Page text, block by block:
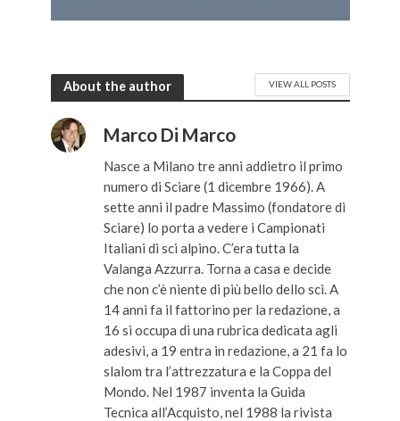
About the author VIEW ALL POSTS
Marco Di Marco
Nasce a Milano tre anni addietro il primo
numero di Sciare (1 dicembre 1966). A
sette anni il padre Massimo (fondatore di
Sciare) lo porta a vedere i Campionati
Italiani di sci alpino. C’era tutta la
Valanga Azzurra. Torna a casa e decide
che non c’è niente di più bello dello sci. A
14 anni fa il fattorino per la redazione, a
16 si occupa di una rubrica dedicata agli
adesivi, a 19 entra in redazione, a 21 fa lo
slalom tra l’attrezzatura e la Coppa del
Mondo. Nel 1987 inventa la Guida
Tecnica all’Acquisto, nel 1988 la rivista